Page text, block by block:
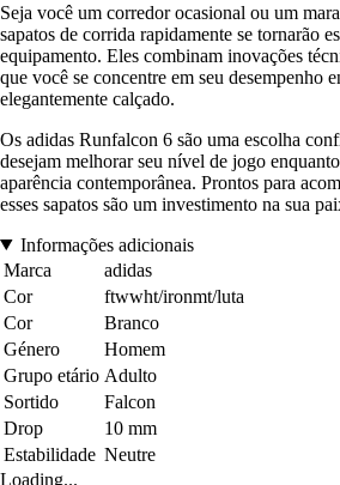
Seja você um corredor ocasional ou um
sapatos de corrida rapidamente se tornarão
equipamento. Eles combinam inovações
que você se concentre em seu desempenho
elegantemente calçado.
Os adidas Runfalcon 6 são uma escolha
desejam melhorar seu nível de jogo
aparência contemporânea. Prontos para
esses sapatos são um investimento na sua
Informações adicionais
Marca
adidas
Cor
ftwwht/ironmt/luta
Cor
Branco
Género
Homem
Grupo etário Adulto
Sortido
Falcon
Drop
10 mm
Estabilidade Neutre
Loading...